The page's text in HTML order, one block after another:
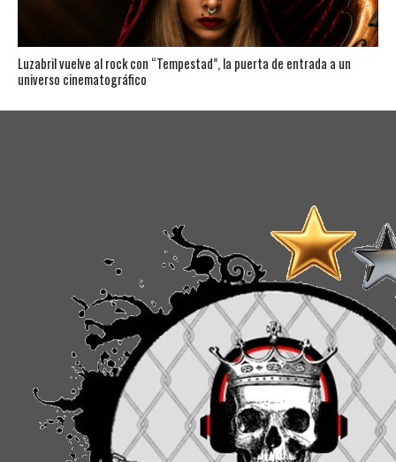
Luzabril vuelve al rock con “Tempestad”, la puerta de entrada a un
universo cinematográfico